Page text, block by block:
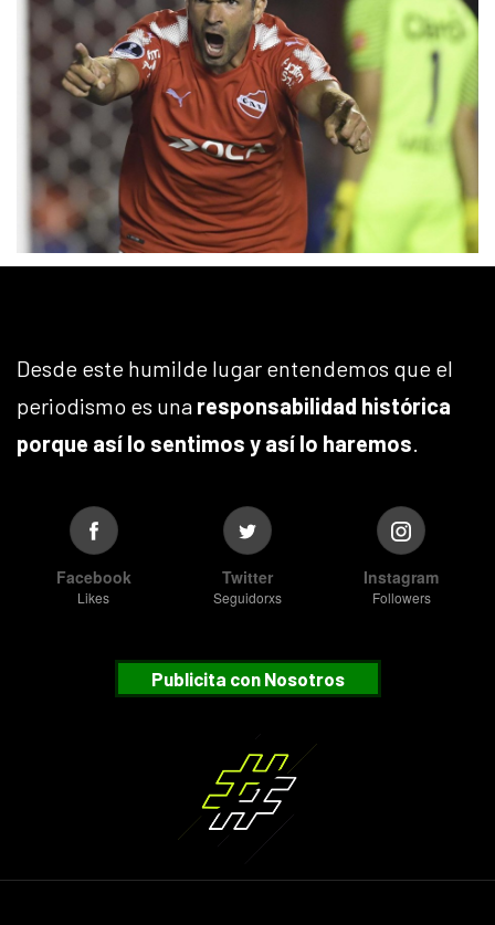
Desde este humilde lugar entendemos que el
periodismo es una responsabilidad histórica
porque así lo sentimos y así lo haremos.
Facebook
Likes
Twitter
Seguidorxs
Instagram
Followers
Publicita con Nosotros